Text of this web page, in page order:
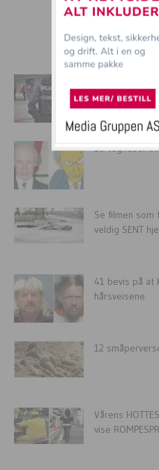
mer
AKKURAT
kalendere. Fikk
15
Se filmen som
veldig SENT
41 bevis på at
hårsveisene
12
Vårens
vise